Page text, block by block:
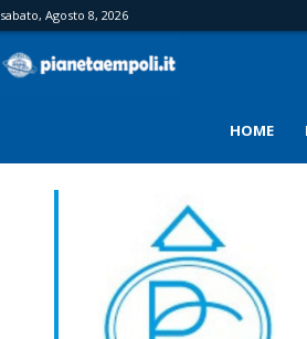
sabato, Agosto 8, 2026
HOME